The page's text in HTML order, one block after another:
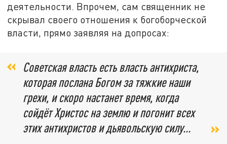
деятельности. Впрочем, сам священник не
скрывал своего отношения к богоборческой
власти, прямо заявляя на допросах:
Советская власть есть власть антихриста,
которая послана Богом за тяжкие наши
грехи, и скоро настанет время, когда
сойдёт Христос на землю и погонит всех
этих антихристов и дьявольскую силу...